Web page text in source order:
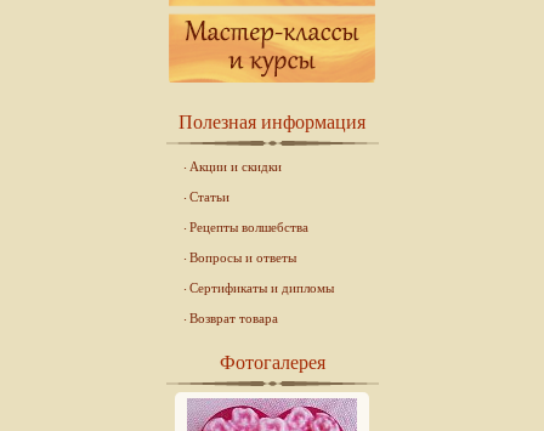
Полезная информация
Акции и скидки
Статьи
Рецепты волшебства
Вопросы и ответы
Сертификаты и дипломы
Возврат товара
Фотогалерея